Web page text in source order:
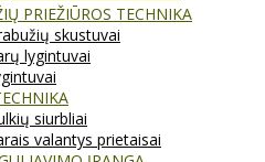
PRIEŽIŪROS TECHNIKA
skustuvai
lygintuvai
siurbliai
valantys prietaisai